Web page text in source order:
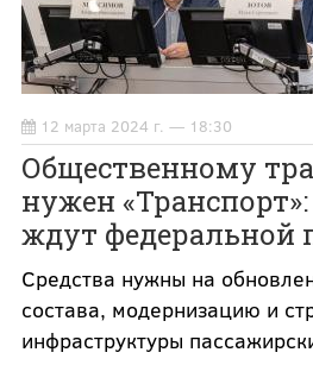
12 марта 2024 г. — 18:30
Общественному
нужен
ждут федеральной
Средства нужны на
состава, модернизацию и
инфраструктуры